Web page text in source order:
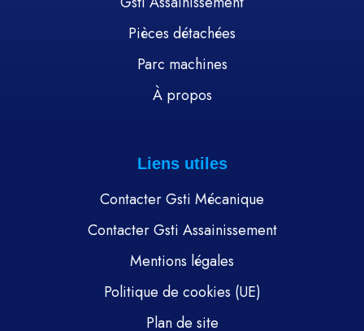
Pièces détachées
Parc machines
À propos
Liens utiles
Contacter Gsti Mécanique
Contacter Gsti Assainissement
Mentions légales
Politique de cookies (UE)
Plan de site